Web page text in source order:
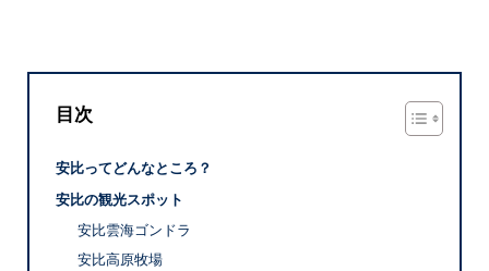
目次
安比ってどんなところ？
安比の観光スポット
安比雲海ゴンドラ
安比高原牧場